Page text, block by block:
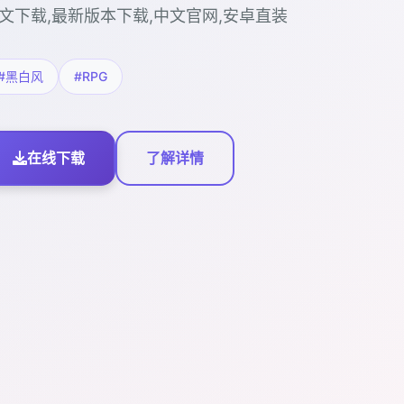
下载,最新版本下载,中文官网,安卓直装
黑白风 #RPG
在线下载 了解详情